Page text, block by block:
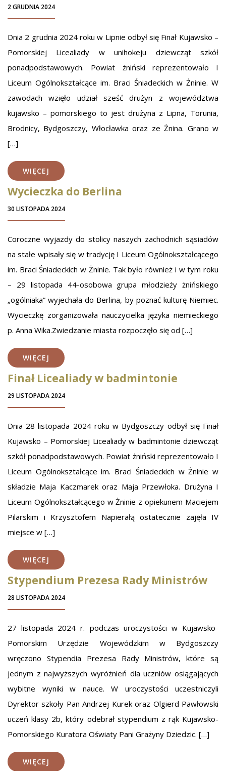
2 GRUDNIA 2024
Dnia 2 grudnia 2024 roku w Lipnie odbył się Finał Kujawsko –
Pomorskiej Licealiady w unihokeju dziewcząt szkół
ponadpodstawowych. Powiat żniński reprezentowało I
Liceum Ogólnokształcące im. Braci Śniadeckich w Żninie. W
zawodach wzięło udział sześć drużyn z województwa
kujawsko – pomorskiego to jest drużyna z Lipna, Torunia,
Brodnicy, Bydgoszczy, Włocławka oraz ze Żnina. Grano w
[…]
WIĘCEJ
Wycieczka do Berlina
30 LISTOPADA 2024
Coroczne wyjazdy do stolicy naszych zachodnich sąsiadów
na stałe wpisały się w tradycję I Liceum Ogólnokształcącego
im. Braci Śniadeckich w Żninie. Tak było również i w tym roku
– 29 listopada 44-osobowa grupa młodzieży żnińskiego
„ogólniaka” wyjechała do Berlina, by poznać kulturę Niemiec.
Wycieczkę zorganizowała nauczycielka języka niemieckiego
p. Anna Wika.Zwiedzanie miasta rozpoczęło się od […]
WIĘCEJ
Finał Licealiady w badmintonie
29 LISTOPADA 2024
Dnia 28 listopada 2024 roku w Bydgoszczy odbył się Finał
Kujawsko – Pomorskiej Licealiady w badmintonie dziewcząt
szkół ponadpodstawowych. Powiat żniński reprezentowało I
Liceum Ogólnokształcące im. Braci Śniadeckich w Żninie w
składzie Maja Kaczmarek oraz Maja Przewłoka. Drużyna I
Liceum Ogólnokształcącego w Żninie z opiekunem Maciejem
Pilarskim i Krzysztofem Napierałą ostatecznie zajęła IV
miejsce w […]
WIĘCEJ
Stypendium Prezesa Rady Ministrów
28 LISTOPADA 2024
27 listopada 2024 r. podczas uroczystości w Kujawsko-
Pomorskim Urzędzie Wojewódzkim w Bydgoszczy
wręczono Stypendia Prezesa Rady Ministrów, które są
jednym z najwyższych wyróżnień dla uczniów osiągających
wybitne wyniki w nauce. W uroczystości uczestniczyli
Dyrektor szkoły Pan Andrzej Kurek oraz Olgierd Pawłowski
uczeń klasy 2b, który odebrał stypendium z rąk Kujawsko-
Pomorskiego Kuratora Oświaty Pani Grażyny Dziedzic. […]
WIĘCEJ